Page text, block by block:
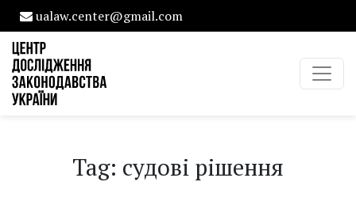
ualaw.center@gmail.com
Tag: судові рішення